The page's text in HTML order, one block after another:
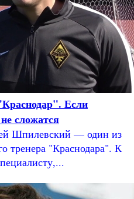
Если
сложатся
Шпилевский — один из
тренера "Краснодара". К